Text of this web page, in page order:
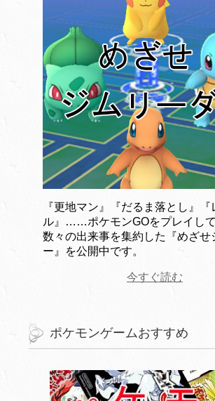
『更地マン』『だるま落とし』『
ル』……ポケモンGOをプレイし
数々の出来事を集約した『めざせ
ー』を公開中です。
今すぐ読む
ポケモンゲームおすすめ